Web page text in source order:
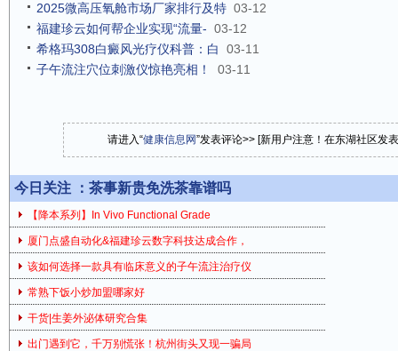
2025微高压氧舱市场厂家排行及特 03-12
福建珍云如何帮企业实现“流量- 03-12
希格玛308白癜风光疗仪科普：白
03-11
子午流注穴位刺激仪惊艳亮相！
03-11
请进入“健康信息网”发表评论>> [新用户注意！在东湖社区发
今日关注 ： 茶事新贵免洗茶靠谱吗
【降本系列】In Vivo Functional Grade
厦门点盛自动化&福建珍云数字科技达成合作，
该如何选择一款具有临床意义的子午流注治疗仪
常熟下饭小炒加盟哪家好
干货|生姜外泌体研究合集
出门遇到它，千万别慌张！杭州街头又现一骗局